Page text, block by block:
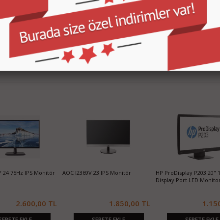
HP ProDisplay P224 21.5 16:9 VGA-
1.550,00 TL
HP ProDisplay P221 21.5 16:9 VGA-
DVI Full HD LED Monitor
1.450,00 TL
HP
DVI LED